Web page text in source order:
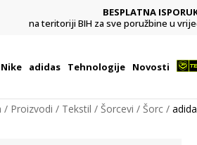
BESPLATNA
na teritoriji BIH za sve poružbine u
Nike adidas Tehnologije Novosti
Proizvodi Tekstil Šorcevi Šorc